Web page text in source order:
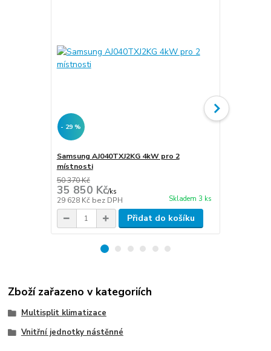
- 29 %
Samsung AJ040TXJ2KG 4kW pro 2
místnosti
50 370 Kč
35 850 Kč/ks
29 628 Kč bez DPH Skladem 3 ks
Přidat do košíku
Zboží zařazeno v kategoriích
Multisplit klimatizace
Vnitřní jednotky nástěnné